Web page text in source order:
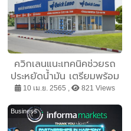
ควิกเลนแนะเทคนิคช่วยรถ
ประหยัดน้ำมัน เตรียมพร้อม
เดินทางรับหยุดยาว
10 เม.ย. 2565 , 821 Views
Business